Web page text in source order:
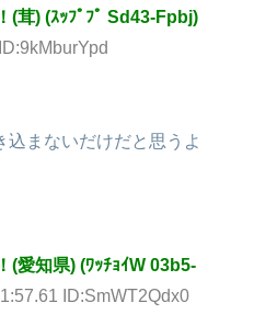
(茸) (ｽｯﾌﾟﾌﾟ Sd43-Fpbj)
まないだけだと思うよ
(愛知県) (ﾜｯﾁｮｲW 03b5-
ID:SmWT2Qdx0